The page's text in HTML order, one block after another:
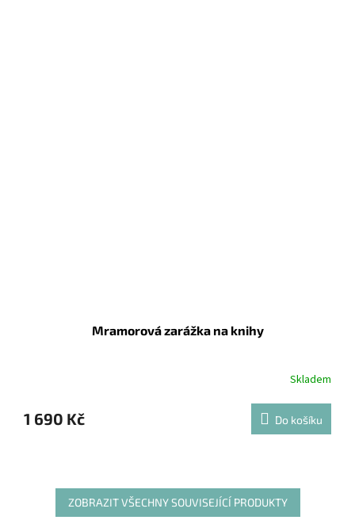
Mramorová zarážka na knihy
Skladem
1 690 Kč Do košíku
ZOBRAZIT VŠECHNY SOUVISEJÍCÍ PRODUKTY